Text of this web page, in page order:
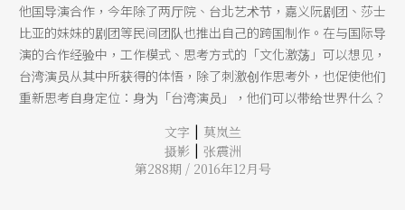
他国导演合作，今年除了两厅院、台北艺术节，嘉义阮剧团、莎士
比亚的妹妹的剧团等民间团队也推出自己的跨国制作。在与国际导
演的合作经验中，工作模式、思考方式的「文化激荡」可以想见，
台湾演员从其中所获得的体悟，除了刺激创作思考外，也促使他们
重新思考自身定位：身为「台湾演员」，他们可以带给世界什么？
文字 | 莫岚兰
摄影 | 张震洲
第288期 / 2016年12月号